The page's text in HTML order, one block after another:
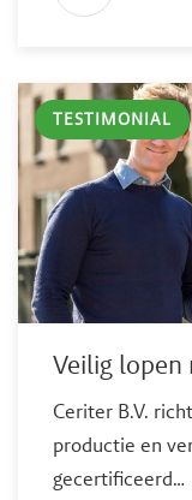
TESTIMONIAL
Veilig
Ceriter B.V.
productie en
gecertificeerd…